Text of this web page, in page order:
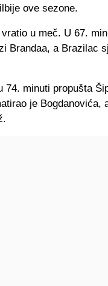
ove sezone.
u meč. U 67.
Brandaa, a Brazilac
74. minuti propušta
je Bogdanovića,